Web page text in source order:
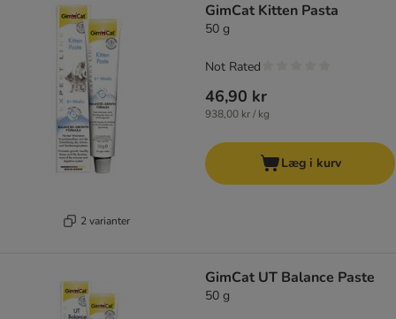
2 varianter
GimCat Kitten Pasta
50 g
46,90 kr
938,00 kr / kg
Not Rated
Læg i kurv
GimCat UT Balance Paste
50 g